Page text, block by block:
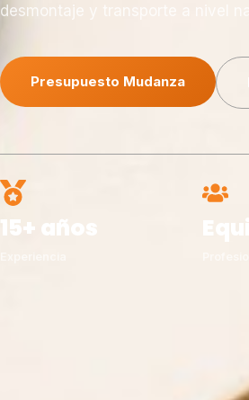
desmontaje y transporte a nivel
Presupuesto Mudanza
15+ años